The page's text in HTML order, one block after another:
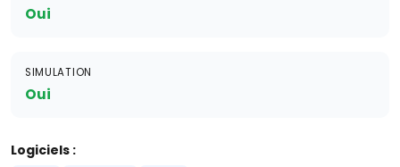
Oui
SIMULATION
Oui
Logiciels :